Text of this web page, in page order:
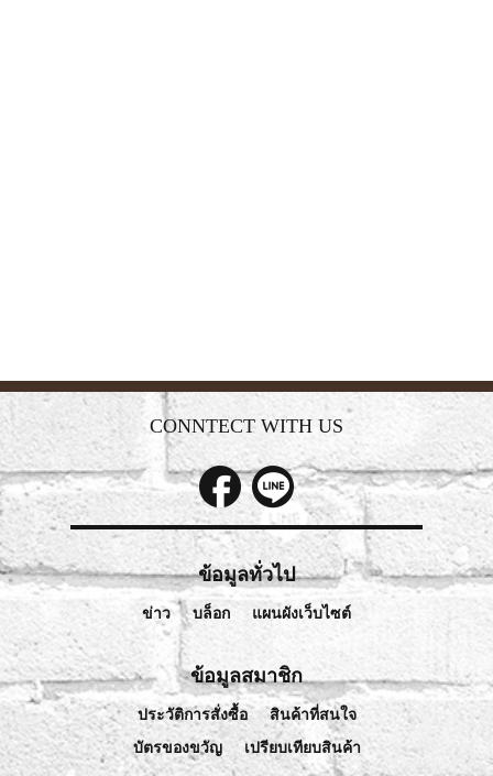
CONNTECT WITH US
ข้อมูลทั่วไป
ข่าว บล็อก แผนผังเว็บไซต์
ข้อมูลสมาชิก
ประวัติการสั่งซื้อ
สินค้าที่สนใจ
บัตรของขวัญ
เปรียบเทียบสินค้า